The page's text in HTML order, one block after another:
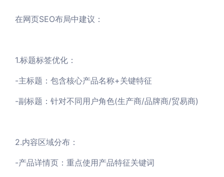
在网页SEO布局中建议：
1.标题标签优化：
-主标题：包含核心产品名称+关键特征
-副标题：针对不同用户角色(生产商/品牌商/贸易商)
2.内容区域分布：
-产品详情页：重点使用产品特征关键词